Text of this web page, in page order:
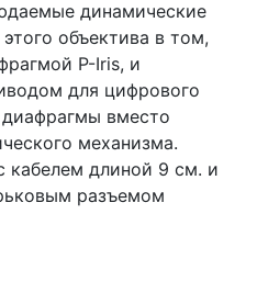
динамические
объектива в том,
P-Iris, и
для цифрового
вместо
механизма.
кабелем длиной 9 см. и
разъемом